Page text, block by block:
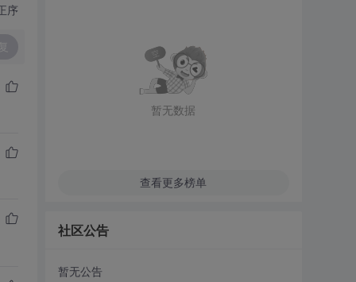
序
暂无数据
查看更多榜单
社区公告
暂无公告